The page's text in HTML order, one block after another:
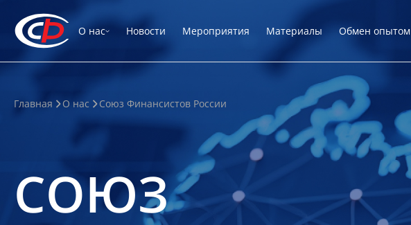
О нас Новости Мероприятия Материалы Обмен опытом
Главная О нас Союз Финансистов России
СОЮЗ